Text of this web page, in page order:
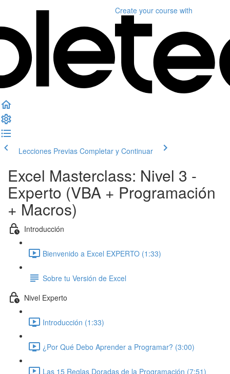
Create your course with
Lecciones Previas Completar y Continuar
Excel Masterclass: Nivel 3 -
Experto (VBA + Programación
+ Macros)
Introducción
Bienvenido a Excel EXPERTO (1:33)
Sobre tu Versión de Excel
Nivel Experto
Introducción (1:33)
¿Por Qué Debo Aprender a Programar? (3:00)
Las 15 Reglas Doradas de la Programación (7:51)